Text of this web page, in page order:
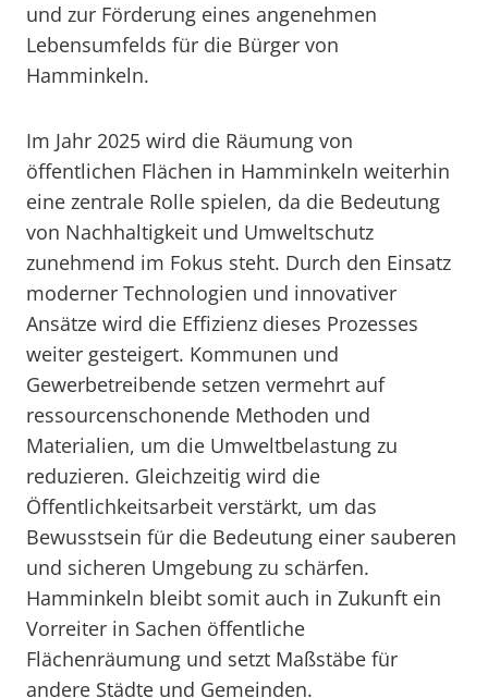
und zur Förderung eines angenehmen
Lebensumfelds für die Bürger von
Hamminkeln.
Im Jahr 2025 wird die Räumung von
öffentlichen Flächen in Hamminkeln weiterhin
eine zentrale Rolle spielen, da die Bedeutung
von Nachhaltigkeit und Umweltschutz
zunehmend im Fokus steht. Durch den Einsatz
moderner Technologien und innovativer
Ansätze wird die Effizienz dieses Prozesses
weiter gesteigert. Kommunen und
Gewerbetreibende setzen vermehrt auf
ressourcenschonende Methoden und
Materialien, um die Umweltbelastung zu
reduzieren. Gleichzeitig wird die
Öffentlichkeitsarbeit verstärkt, um das
Bewusstsein für die Bedeutung einer sauberen
und sicheren Umgebung zu schärfen.
Hamminkeln bleibt somit auch in Zukunft ein
Vorreiter in Sachen öffentliche
Flächenräumung und setzt Maßstäbe für
andere Städte und Gemeinden.